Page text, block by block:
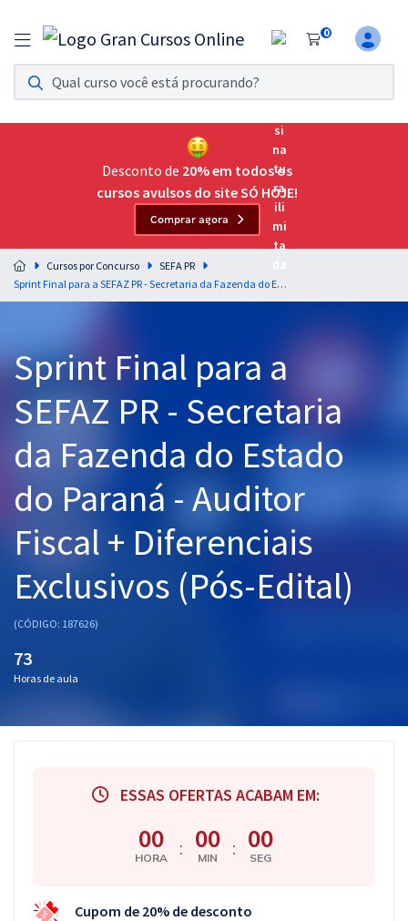
0
Assinatura Ilimitada 11
Acesso a todos os cursos. Teste grátis por 7 dias!
Assinatura OAB Até Passar
Acesso ilimitado a toda preparação para o Exame da
Residências Multiprofissionais
Preparação completa e intensiva para as principais
residências em saúde do Brasil
Assinatura Ilimitada
Cursos 20% OFF
Pós
Graduação
OAB
Mentorias
Questões grátis
Conteúdo gratuito
Blog
Desconto de 20% em todos os
cursos avulsos do site SÓ HOJE!
Comprar agora
Cursos por Concurso
SEFA PR
Sprint Final para a SEFAZ PR - Secretaria da Fazenda do Estado do Paraná - Auditor Fiscal + Diferenciais Exclusivos (Pós-Edital)
Sprint Final para a
SEFAZ PR - Secretaria
da Fazenda do Estado
do Paraná - Auditor
Fiscal + Diferenciais
Exclusivos (Pós-Edital)
(CÓDIGO: 187626)
73
Horas de aula
ESSAS OFERTAS ACABAM EM:
00
HORA : 00
MIN : 00
SEG
Cupom de 20% de desconto